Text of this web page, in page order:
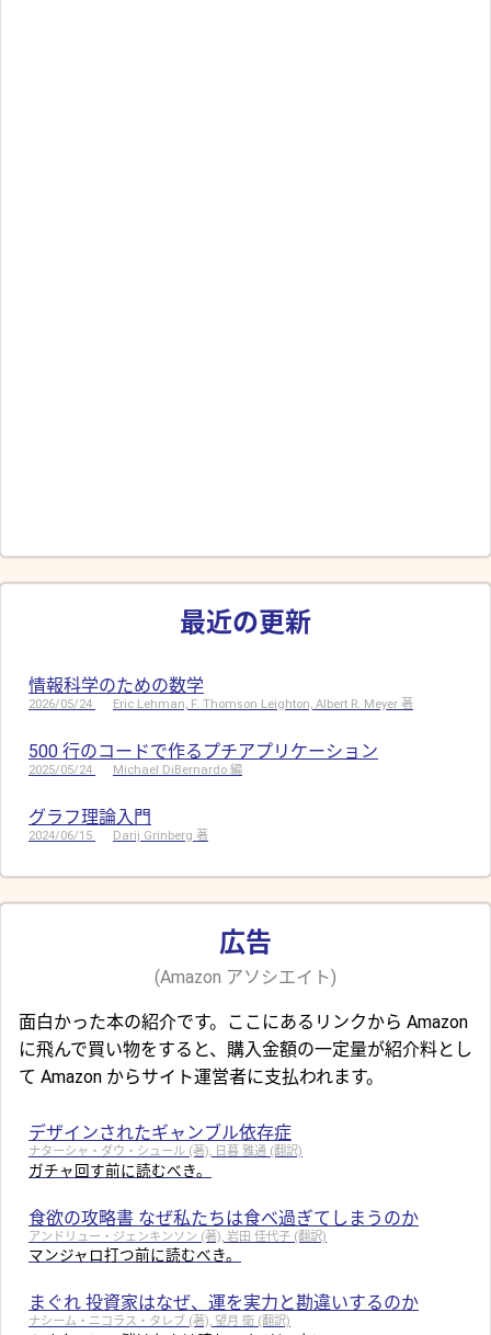
最近の更新
情報科学のための数学
2026/05/24 Eric Lehman, F. Thomson Leighton, Albert R. Meyer 著
500 行のコードで作るプチアプリケーション
2025/05/24 Michael DiBernardo 編
グラフ理論入門
2024/06/15 Darij Grinberg 著
広告
(Amazon アソシエイト)
面白かった本の紹介です。ここにあるリンクから Amazon
に飛んで買い物をすると、購入金額の一定量が紹介料とし
て Amazon からサイト運営者に支払われます。
デザインされたギャンブル依存症
ナターシャ・ダウ・シュール (著), 日暮 雅通 (翻訳)
ガチャ回す前に読むべき。
食欲の攻略書 なぜ私たちは食べ過ぎてしまうのか
アンドリュー・ジェンキンソン (著), 岩田 佳代子 (翻訳)
マンジャロ打つ前に読むべき。
まぐれ 投資家はなぜ、運を実力と勘違いするのか
ナシーム・ニコラス・タレブ (著), 望月 衛 (翻訳)